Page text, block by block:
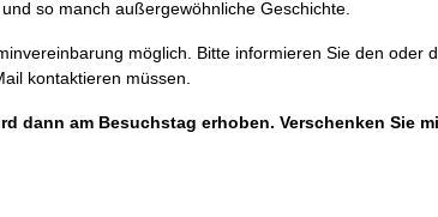
so manch außergewöhnliche Geschichte.
möglich. Bitte informieren Sie den
kontaktieren müssen.
dann am Besuchstag erhoben. Verschenken Sie